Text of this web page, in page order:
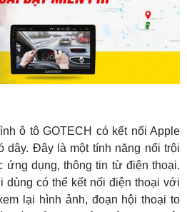
ô tô GOTECH có kết nối Apple
dây. Đây là một tính năng nổi trội
ứng dụng, thông tin từ điện thoại.
dùng có thể kết nối điện thoại với
lại hình ảnh, đoạn hội thoại to